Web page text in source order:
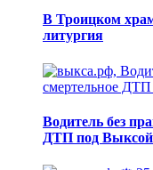
В Троицком
литургия
Водитель без
ДТП под Выксой